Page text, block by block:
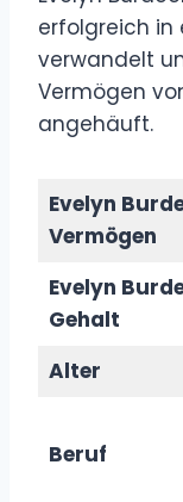
erfolgreich in
verwandelt
Vermögen
angehäuft.
Evelyn
Vermögen
Evelyn
Gehalt
Alter
Beruf